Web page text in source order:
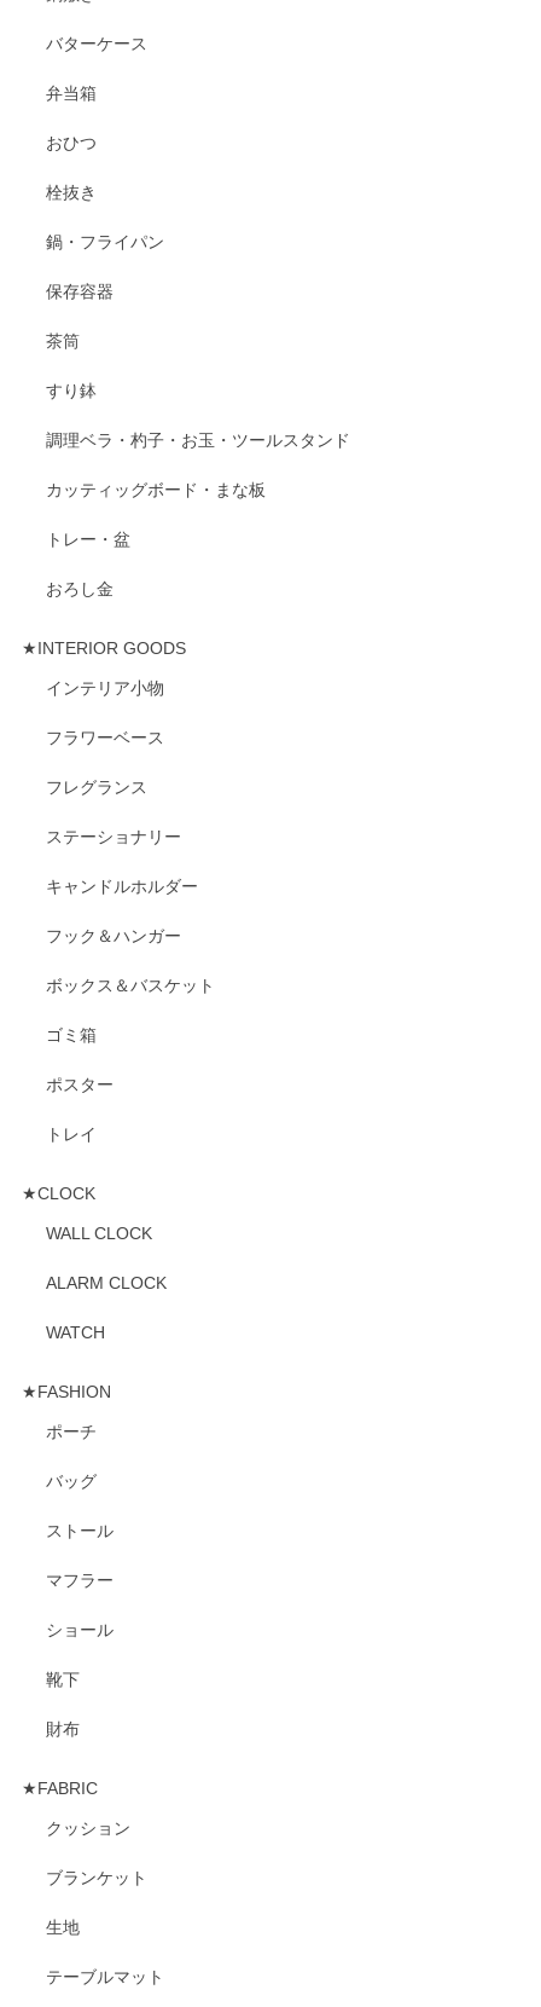
バターケース
弁当箱
おひつ
栓抜き
鍋・フライパン
保存容器
茶筒
すり鉢
調理ベラ・杓子・お玉・ツールスタンド
カッティッグボード・まな板
トレー・盆
おろし金
★INTERIOR GOODS
インテリア小物
フラワーベース
フレグランス
ステーショナリー
キャンドルホルダー
フック＆ハンガー
ボックス＆バスケット
ゴミ箱
ポスター
トレイ
★CLOCK
WALL CLOCK
ALARM CLOCK
WATCH
★FASHION
ポーチ
バッグ
ストール
マフラー
ショール
靴下
財布
★FABRIC
クッション
ブランケット
生地
テーブルマット